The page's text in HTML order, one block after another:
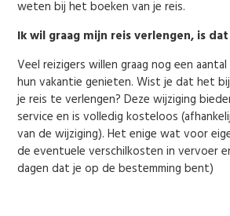
weten bij het boeken van je reis.
Ik wil graag mijn reis verlengen, is
Veel reizigers willen graag nog een
hun vakantie genieten. Wist je dat het
je reis te verlengen? Deze wijziging
service en is volledig kosteloos
van de wijziging). Het enige wat voor
de eventuele verschilkosten in vervoer
dagen dat je op de bestemming bent)